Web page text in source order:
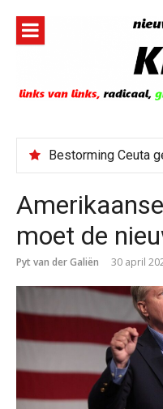
inhoud
moet de
Pyt van der Galiën 30 april